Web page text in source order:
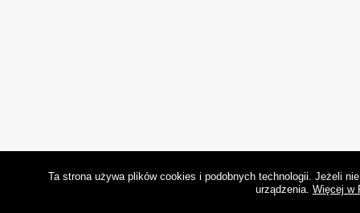
Ta strona używa plików cookies i podobnych technologii. Jeżeli
urządzenia. Więcej w